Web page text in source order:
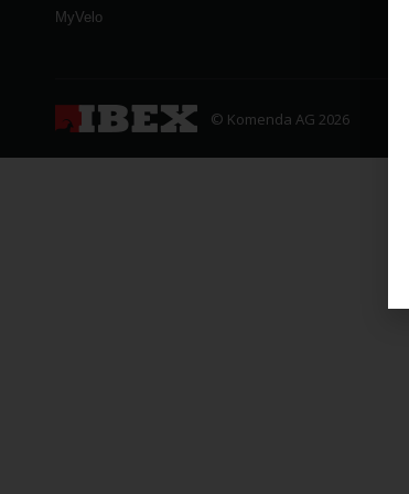
MyVelo
© Komenda AG 2026